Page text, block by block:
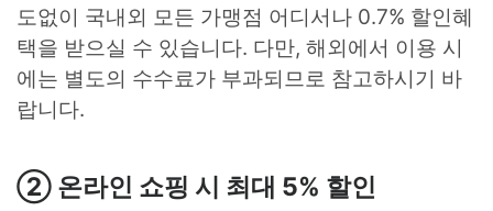
도없이 국내외 모든 가맹점 어디서나 0.7% 할인혜
택을 받으실 수 있습니다. 다만, 해외에서 이용 시
에는 별도의 수수료가 부과되므로 참고하시기 바
랍니다.
② 온라인 쇼핑 시 최대 5% 할인